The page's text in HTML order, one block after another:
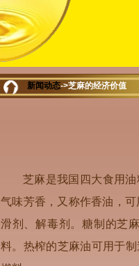
新闻动态->芝麻的经济价值
芝麻是我国四大食用
气味芳香，又称作香油，
滑剂、解毒剂。糖制的芝
料。热榨的芝麻油可用于